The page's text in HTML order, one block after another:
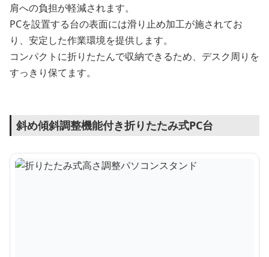
肩への負担が軽減されます。
PCを設置する台の表面には滑り止め加工が施されてお
り、安定した作業環境を提供します。
コンパクトに折りたたんで収納できるため、デスク周りを
すっきり保てます。
斜め傾斜調整機能付き折りたたみ式PC台